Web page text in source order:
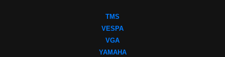
TMS
VESPA
VGA
YAMAHA